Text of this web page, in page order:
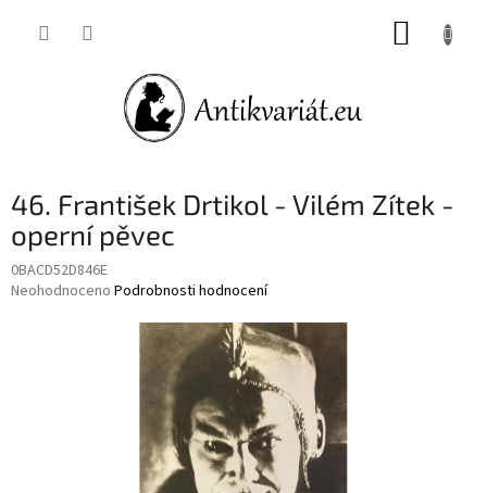
46. František Drtikol - Vilém Zítek -
operní pěvec
0BACD52D846E
Průměrné
Neohodnoceno Podrobnosti hodnocení